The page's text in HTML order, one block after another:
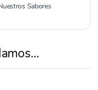
Sabores